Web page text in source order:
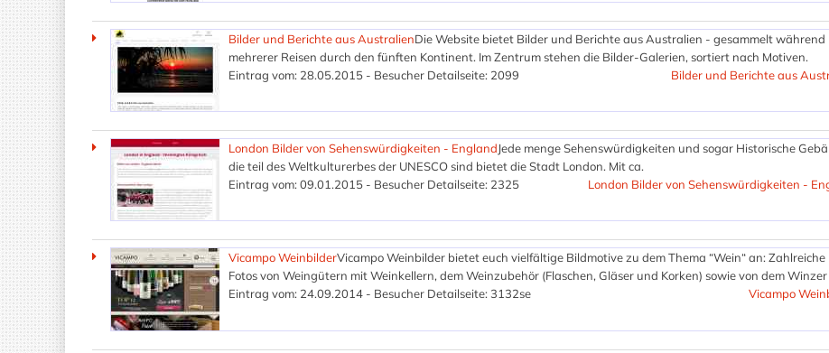
Bilder und Berichte aus AustralienDie Website bietet Bilder und Berichte aus Australien - gesammelt während
mehrerer Reisen durch den fünften Kontinent. Im Zentrum stehen die Bilder-Galerien, sortiert nach Motiven.
Eintrag vom: 28.05.2015 - Besucher Detailseite: 2099
Bilder und Berichte aus
London Bilder von Sehenswürdigkeiten - EnglandJede menge Sehenswürdigkeiten und sogar Historische
die teil des Weltkulturerbes der UNESCO sind bietet die Stadt London. Mit ca.
Eintrag vom: 09.01.2015 - Besucher Detailseite: 2325
London Bilder von Sehenswürdigkeiten -
Vicampo WeinbilderVicampo Weinbilder bietet euch vielfältige Bildmotive zu dem Thema “Wein“ an: Zahlreiche
Fotos von Weingütern mit Weinkellern, dem Weinzubehör (Flaschen, Gläser und Korken) sowie von dem
se
Eintrag vom: 24.09.2014 - Besucher Detailseite: 3132 Vicampo